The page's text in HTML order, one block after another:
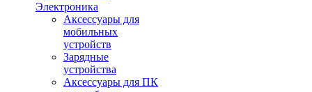
Электроника
Аксессуары для
мобильных
устройств
Зарядные
устройства
Аксессуары для ПК